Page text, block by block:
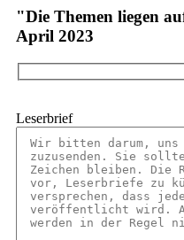
"Die Themen liegen
April 2023
Leserbrief